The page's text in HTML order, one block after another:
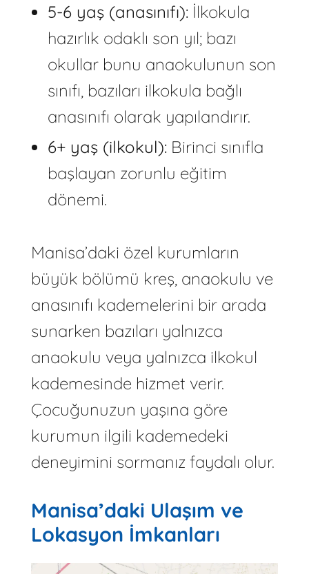
5-6 yaş (anasınıfı):İlkokula
hazırlık odaklı son yıl; bazı
okullar bunu anaokulunun son
sınıfı, bazıları ilkokula bağlı
anasınıfı olarak yapılandırır.
6+ yaş (ilkokul):Birinci sınıfla
başlayan zorunlu eğitim
dönemi.
Manisa’daki özel kurumların
büyük bölümü kreş, anaokulu ve
anasınıfı kademelerini bir arada
sunarken bazıları yalnızca
anaokulu veya yalnızca ilkokul
kademesinde hizmet verir.
Çocuğunuzun yaşına göre
kurumun ilgili kademedeki
deneyimini sormanız faydalı olur.
Manisa’daki Ulaşım ve
Lokasyon İmkanları